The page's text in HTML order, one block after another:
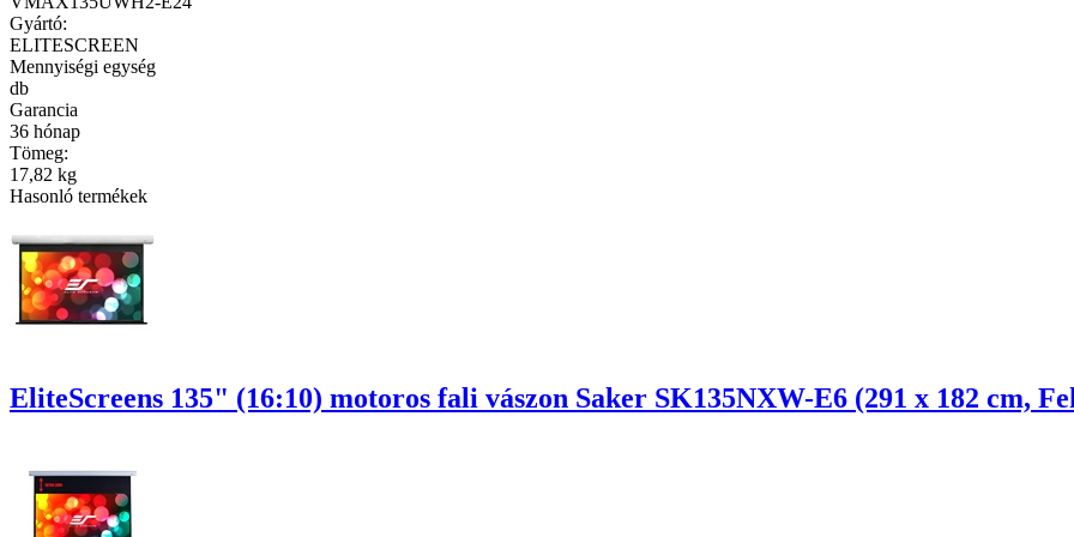
Gyártó:
ELITESCREEN
Mennyiségi egység
db
Garancia
36 hónap
Tömeg:
17,82 kg
Hasonló termékek
EliteScreens 135" (16:10) motoros fali vászon Saker SK135NXW-E6 (291 x 182 cm,